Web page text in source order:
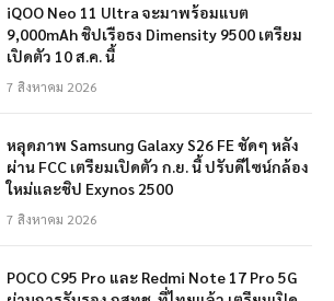
iQOO Neo 11 Ultra จะมาพร้อมแบต
9,000mAh ชิปเรือธง Dimensity 9500 เตรียม
เปิดตัว 10 ส.ค. นี้
7 สิงหาคม 2026
หลุดภาพ Samsung Galaxy S26 FE ชัดๆ หลัง
ผ่าน FCC เตรียมเปิดตัว ก.ย. นี้ ปรับดีไซน์กล้อง
ใหม่และชิป Exynos 2500
7 สิงหาคม 2026
POCO C95 Pro และ Redmi Note 17 Pro 5G